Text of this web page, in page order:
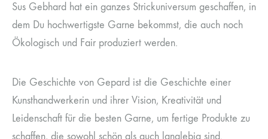
Sus Gebhard hat ein ganzes Strickuniversum geschaffen, in
dem Du hochwertigste Garne bekommst, die auch noch
Ökologisch und Fair produziert werden.
Die Geschichte von Gepard ist die Geschichte einer
Kunsthandwerkerin und ihrer Vision, Kreativität und
Leidenschaft für die besten Garne, um fertige Produkte zu
schaffen, die sowohl schön als auch langlebig sind.